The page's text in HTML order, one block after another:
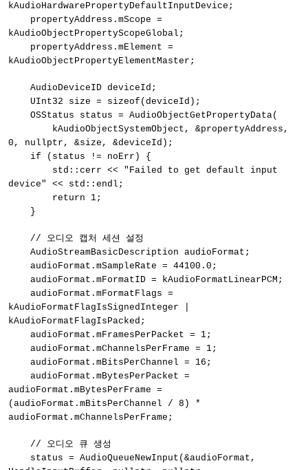
kAudioHardwarePropertyDefaultInputDevice;
propertyAddress.mScope =
kAudioObjectPropertyScopeGlobal;
propertyAddress.mElement =
kAudioObjectPropertyElementMaster;
AudioDeviceID deviceId;
UInt32 size = sizeof(deviceId);
OSStatus status = AudioObjectGetPropertyData(
kAudioObjectSystemObject, &propertyAddress,
0, nullptr, &size, &deviceId);
if (status != noErr) {
std::cerr << "Failed to get default input
device" << std::endl;
return 1;
}
// 오디오 캡처 세션 설정
AudioStreamBasicDescription audioFormat;
audioFormat.mSampleRate = 44100.0;
audioFormat.mFormatID = kAudioFormatLinearPCM;
audioFormat.mFormatFlags =
kAudioFormatFlagIsSignedInteger |
kAudioFormatFlagIsPacked;
audioFormat.mFramesPerPacket = 1;
audioFormat.mChannelsPerFrame = 1;
audioFormat.mBitsPerChannel = 16;
audioFormat.mBytesPerPacket =
audioFormat.mBytesPerFrame =
(audioFormat.mBitsPerChannel / 8) *
audioFormat.mChannelsPerFrame;
// 오디오 큐 생성
status = AudioQueueNewInput(&audioFormat,